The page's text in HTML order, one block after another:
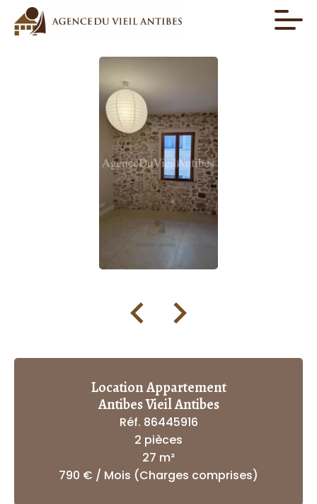
Location Appartement
Antibes Vieil Antibes
Réf. 86445916
2 pièces
27 m²
790 € / Mois (Charges comprises)